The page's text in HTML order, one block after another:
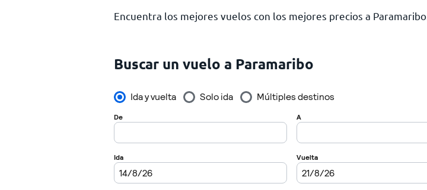
Encuentra los mejores vuelos con los mejores precios a Paramaribo.
Buscar un vuelo a Paramaribo